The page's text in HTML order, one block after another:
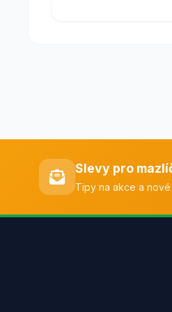
Slevy pro
Tipy na akce a